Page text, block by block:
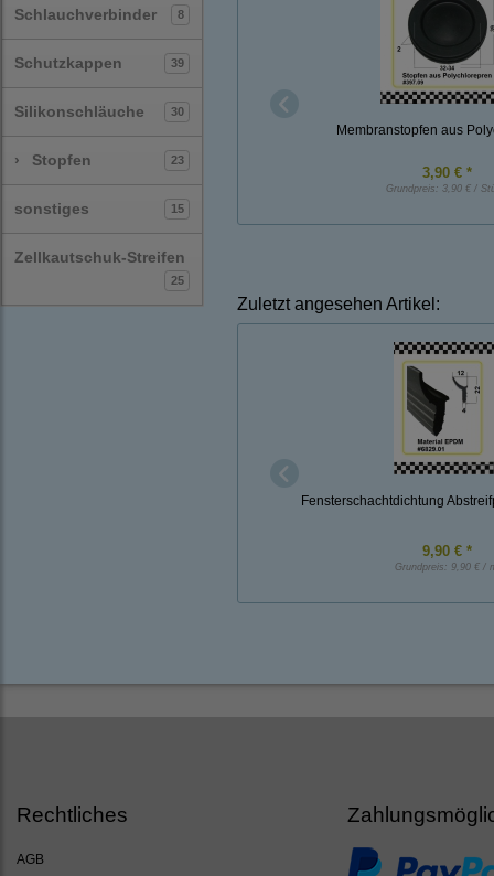
Schlauchverbinder 8
Schutzkappen 39
Silikonschläuche 30
› Stopfen 23
sonstiges 15
Zellkautschuk-Streifen
25
Membranstopfen aus
3,90 € *
Grundpreis: 3,90 € /
Zuletzt angesehen Artikel:
Fensterschachtdichtung
9,90 € *
Grundpreis: 9,90 € /
Rechtliches
AGB